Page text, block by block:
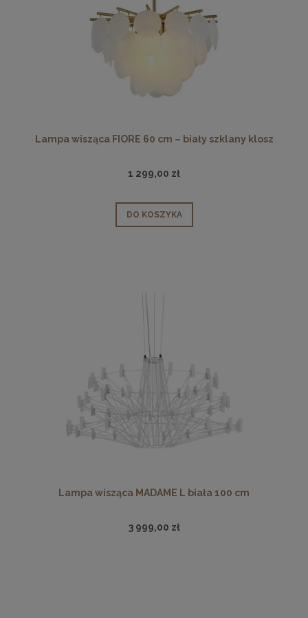
Lampa wisząca FIORE 60 cm – biały szklany klosz
1 299,00 zł
DO KOSZYKA
Lampa wisząca MADAME L biała 100 cm
3 999,00 zł